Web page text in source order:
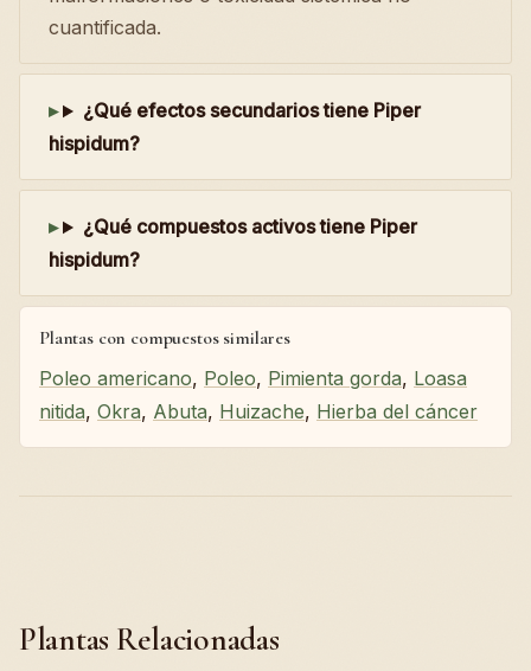
cuantificada.
¿Qué efectos secundarios tiene Piper
hispidum?
¿Qué compuestos activos tiene Piper
hispidum?
Plantas con compuestos similares
Poleo americano, Poleo, Pimienta gorda, Loasa
nitida, Okra, Abuta, Huizache, Hierba del cáncer
Plantas Relacionadas